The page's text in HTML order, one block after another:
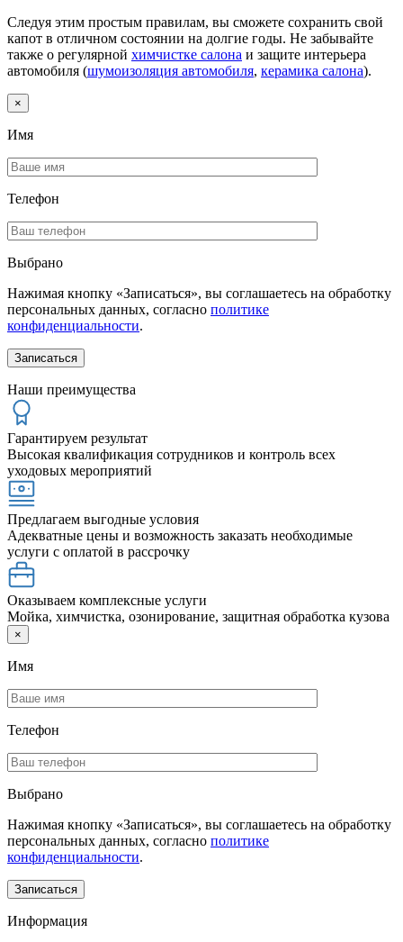
Следуя этим простым правилам, вы сможете сохранить свой
капот в отличном состоянии на долгие годы. Не забывайте
также о регулярной химчистке салона и защите интерьера
автомобиля (шумоизоляция автомобиля, керамика салона).
×
Имя
Телефон
Выбрано
Нажимая кнопку «Записаться», вы соглашаетесь на обработку
персональных данных, согласно политике
конфиденциальности.
Наши преимущества
Гарантируем результат
Высокая квалификация сотрудников и контроль всех
уходовых мероприятий
Предлагаем выгодные условия
Адекватные цены и возможность заказать необходимые
услуги с оплатой в рассрочку
Оказываем комплексные услуги
Мойка, химчистка, озонирование, защитная обработка кузова
×
Имя
Телефон
Выбрано
Нажимая кнопку «Записаться», вы соглашаетесь на обработку
персональных данных, согласно политике
конфиденциальности.
Информация